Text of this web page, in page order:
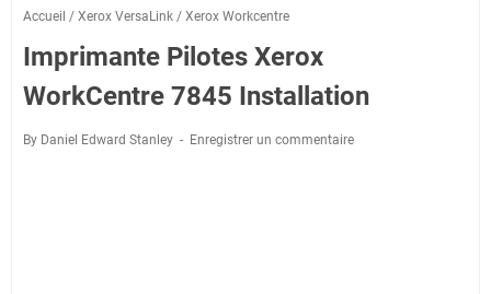
Accueil / Xerox VersaLink / Xerox Workcentre
Imprimante Pilotes Xerox
WorkCentre 7845 Installation
By Daniel Edward Stanley Enregistrer un commentaire